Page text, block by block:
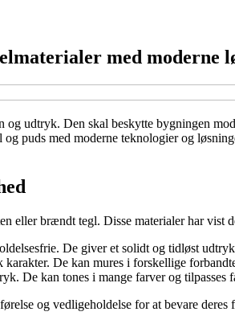
med moderne
udtryk. Den skal beskytte bygningen
puds med moderne teknologier og
eller brændt tegl. Disse materialer har
De giver et solidt og tidløst
De kan mures i forskellige
De kan tones i mange farver og tilpasses
og vedligeholdelse for at bevare deres